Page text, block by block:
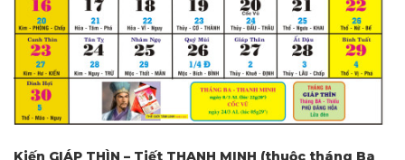
Kiến GIÁP THÌN – Tiết THANH MINH (thuộc tháng Ba